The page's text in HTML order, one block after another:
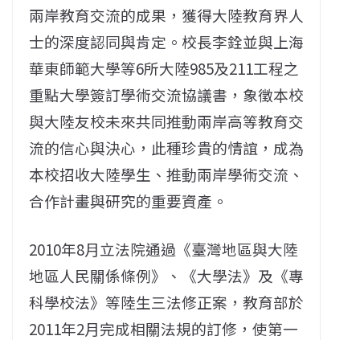
兩岸教育交流的成果，獲得大陸教育界人
士的深度認同與肯定。校長李銓並與上海
華東師範大學等6所大陸985及211工程之
重點大學簽訂學術交流協議書，象徵本校
與大陸友校未來共同推動兩岸高等教育交
流的信心與決心，此種珍貴的情誼，成為
本校招收大陸學生、推動兩岸學術交流、
合作計畫與研究的重要資產。
2010年8月立法院通過《臺灣地區與大陸
地區人民關係條例》、《大學法》及《專
科學校法》等陸生三法修正案，教育部於
2011年2月完成相關法規的訂修，使第一